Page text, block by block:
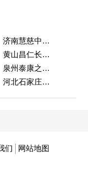
济南慧慈中医康养中心
黄山昌仁长者颐养中心
泉州泰康之家鲤园
河北石家庄泰康之家冀园
们 网站地图